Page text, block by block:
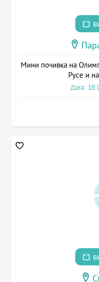
Мини почивка на
Русе и
Дата: